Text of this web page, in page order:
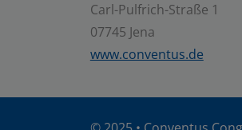
Carl-Pulfrich-Straße 1
07745 Jena
www.conventus.de